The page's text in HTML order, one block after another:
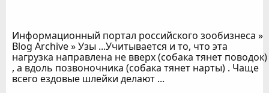
Информационный портал российского зообизнеса »
Blog Archive » Узы ...Учитывается и то, что эта
нагрузка направлена не вверх (собака тянет поводок)
, а вдоль позвоночника (собака тянет нарты) . Чаще
всего ездовые шлейки делают ...